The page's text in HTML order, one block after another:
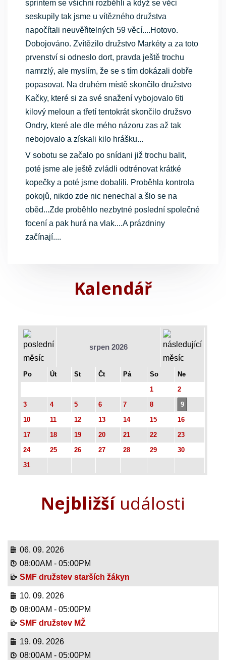
sprintem se všichni rozběhli a když se věci
seskupily tak jsme u vítězného družstva
napočítali neuvěřitelných 59 věcí....Hotovo.
Dobojováno. Zvítězilo družstvo Markéty a za toto
prvenství si odneslo dort, pravda ještě trochu
namrzlý, ale myslím, že se s tím dokázali dobře
popasovat. Na druhém místě skončilo družstvo
Kačky, které si za své snažení vybojovalo 6ti
kilový meloun a třetí tentokrát skončilo družsvo
Ondry, které ale dle mého názoru zas až tak
nebojovalo a získali kilo hrášku...
V sobotu se začalo po snídani již trochu balit,
poté jsme ale ještě zvládli odtrénovat krátké
kopečky a poté jsme dobalili. Proběhla kontrola
pokojů, nikdo zde nic nenechal a šlo se na
oběd...Zde proběhlo nezbytné poslední společné
focení a pak hurá na vlak....A prázdniny
začínají....
Kalendář
srpen 2026
Po Út St Čt Pá So
Ne
1
2
3
4 5 6 7 8
9
10
11 12 13 14 15
16
17
18 19 20 21 22
23
24
25 26 27 28 29
30
31
Nejbližšíudálosti
06. 09. 2026
08:00AM - 05:00PM
SMF družstev starších žákyn
10. 09. 2026
08:00AM - 05:00PM
SMF družstev MŽ
19. 09. 2026
08:00AM - 05:00PM